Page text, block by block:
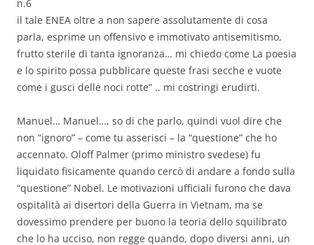
n.6
il tale ENEA oltre a non sapere assolutamente di cosa
parla, esprime un offensivo e immotivato antisemitismo,
frutto sterile di tanta ignoranza… mi chiedo come La poesia
e lo spirito possa pubblicare queste frasi secche e vuote
come i gusci delle noci rotte” .. mi costringi erudirti.
Manuel… Manuel…, so di che parlo, quindi vuol dire che
non “ignoro” – come tu asserisci – la “questione” che ho
accennato. Oloff Palmer (primo ministro svedese) fu
liquidato fisicamente quando cercò di andare a fondo sulla
“questione” Nobel. Le motivazioni ufficiali furono che dava
ospitalità ai disertori della Guerra in Vietnam, ma se
dovessimo prendere per buono la teoria dello squilibrato
che lo ha ucciso, non regge quando, dopo diversi anni, un